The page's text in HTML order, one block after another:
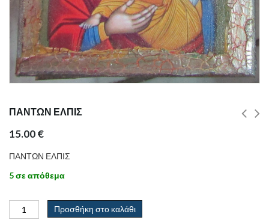
ΠΑΝΤΩΝ ΕΛΠΙΣ
15.00€
ΠΑΝΤΩΝ ΕΛΠΙΣ
5 σε απόθεμα
Προσθήκη στο καλάθι